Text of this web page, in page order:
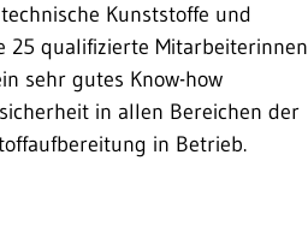
Kunststoffe und
25 qualifizierte Mitarbeiterinnen
sehr gutes Know-how
in allen Bereichen der
in Betrieb.